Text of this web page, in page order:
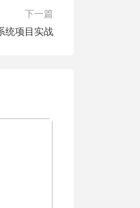
下一篇
统项目实战